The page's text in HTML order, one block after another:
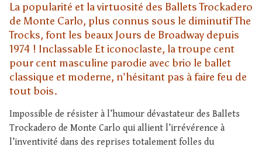
La popularité et la virtuosité des Ballets Trockadero
de Monte Carlo, plus connus sous le diminutif The
Trocks, font les beaux Jours de Broadway depuis
1974 ! Inclassable Et iconoclaste, la troupe cent
pour cent masculine parodie avec brio le ballet
classique et moderne, n’hésitant pas à faire feu de
tout bois.
Impossible de résister à l’humour dévastateur des Ballets
Trockadero de Monte Carlo qui allient l’irrévérence à
l’inventivité dans des reprises totalement folles du